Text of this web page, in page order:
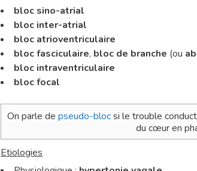
bloc sino-atrial
bloc inter-atrial
bloc atrioventriculaire
bloc fasciculaire, bloc de branche (ou
bloc intraventriculaire
bloc focal
On parle de pseudo-blocsi le trouble
du cœur en
Etiologies